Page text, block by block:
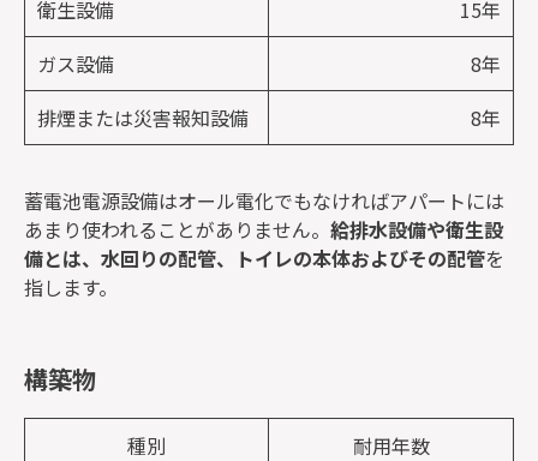
衛生設備
15年
ガス設備
8年
排煙または災害報知設備
8年
蓄電池電源設備はオール電化でもなければアパートには
あまり使われることがありません。 給排水設備や衛生設
備とは、水回りの配管、トイレの本体およびその配管を
指します。
構築物
種別
耐用年数